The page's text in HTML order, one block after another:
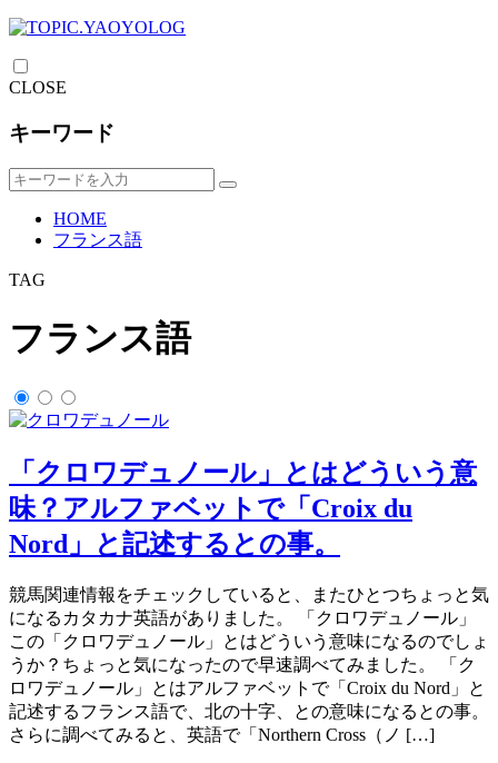
CLOSE
キーワード
HOME
フランス語
TAG
フランス語
「クロワデュノール」とはどういう意
味？アルファベットで「Croix du
Nord」と記述するとの事。
競馬関連情報をチェックしていると、またひとつちょっと気
になるカタカナ英語がありました。 「クロワデュノール」
この「クロワデュノール」とはどういう意味になるのでしょ
うか？ちょっと気になったので早速調べてみました。 「ク
ロワデュノール」とはアルファベットで「Croix du Nord」と
記述するフランス語で、北の十字、との意味になるとの事。
さらに調べてみると、英語で「Northern Cross（ノ […]